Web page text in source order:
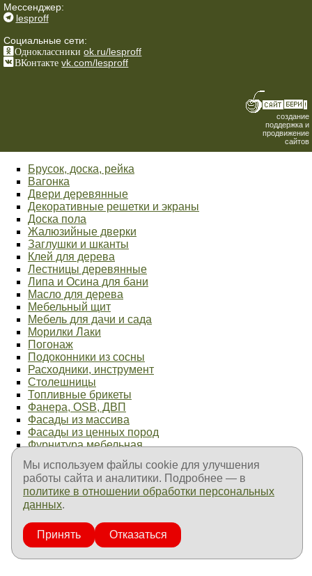
Мессенджер:
lesproff
Социальные сети:
Одноклассники ok.ru/lesproff
ВКонтакте vk.com/lesproff
создание
поддержка и
продвижение
сайтов
Брусок, доска, рейка
Вагонка
Двери деревянные
Декоративные решетки и экраны
Доска пола
Жалюзийные дверки
Заглушки и шканты
Клей для дерева
Лестницы деревянные
Липа и Осина для бани
Масло для дерева
Мебельный щит
Мебель для дачи и сада
Морилки Лаки
Погонаж
Подоконники из сосны
Расходники, инструмент
Столешницы
Топливные брикеты
Фанера, OSB, ДВП
Фасады из массива
Фасады из ценных пород
Фурнитура мебельная
Элементы лестниц
Продукция ТехноНиколь
Продукция Пенетрон
Продукция Goodhim
Продукция Fachman
Продукция Изолон
Оплата и доставка
Контакты
Мы используем файлы cookie для улучшения
работы сайта и аналитики. Подробнее — в
политике в отношении обработки персональных
данных.
Принять Отказаться